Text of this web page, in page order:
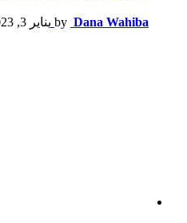
by Dana Wahiba يناير 3, 2023, 8:02 م